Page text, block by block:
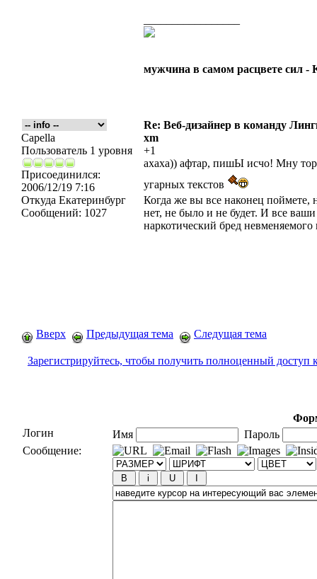
мужчина в самом расцвете сил -
Re: Веб-дизайнер в команду
Capella
Пользователь 1 уровня
Присоединился:
2006/12/19 7:16
Откуда Екатеринбург
Сообщений: 1027
xm
+1
ахаха)) афтар, пишЫ исчо! Мну
угарных текстов
Когда же вы все наконец поймете,
нет, не было и не будет. И все
наркотический бред невменяемого
Вверх Предыдущая тема Следущая тема
Зарегистрируйтесь, чтобы получить полноценный доступ
Логин
Имя
Пароль
Сообщение: